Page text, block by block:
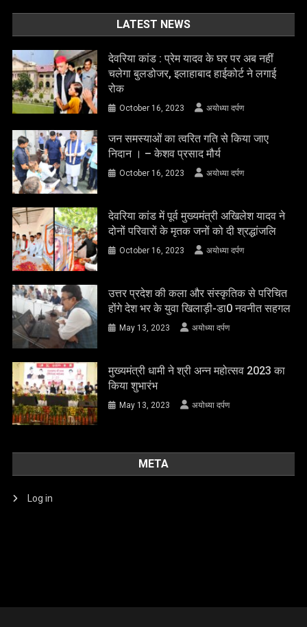
LATEST NEWS
देवरिया कांड : प्रेम यादव के घर पर अब नहीं
चलेगा बुलडोजर, इलाहाबाद हाईकोर्ट ने लगाई
रोक
October 16, 2023 अयोध्या दर्पण
जन समस्याओं का त्वरित गति से किया जाए
निदान । – केशव प्रसाद मौर्य
October 16, 2023 अयोध्या दर्पण
देवरिया कांड में पूर्व मुख्यमंत्री अखिलेश यादव ने
दोनों परिवारों के मृतक जनों को दी श्रद्धांजलि
October 16, 2023 अयोध्या दर्पण
उत्तर प्रदेश की कला और संस्कृतिक से परिचित
होंगे देश भर के युवा खिलाड़ी-डा0 नवनीत सहगल
May 13, 2023 अयोध्या दर्पण
मुख्यमंत्री धामी ने श्री अन्न महोत्सव 2023 का
किया शुभारंभ
May 13, 2023 अयोध्या दर्पण
META
Log in